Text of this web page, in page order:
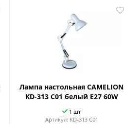
Лампа настольная CAMELION
KD-313 C01 белый E27 60W
1 шт
Артикул: KD-313 C01